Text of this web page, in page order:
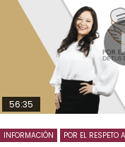
56:35
INFORMACIÓN POR EL RESPETO